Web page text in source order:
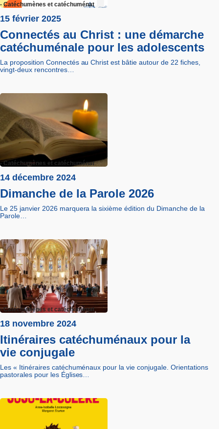
- Catéchumènes et catéchuménat
15 février 2025
Connectés au Christ : une démarche
catéchuménale pour les adolescents
La proposition Connectés au Christ est bâtie autour de 22 fiches,
vingt-deux rencontres…
- Catéchumènes et catéchuménat
14 décembre 2024
Dimanche de la Parole 2026
Le 25 janvier 2026 marquera la sixième édition du Dimanche de la
Parole…
- Catéchumènes et catéchuménat
18 novembre 2024
Itinéraires catéchuménaux pour la
vie conjugale
Les « Itinéraires catéchuménaux pour la vie conjugale. Orientations
pastorales pour les Églises…